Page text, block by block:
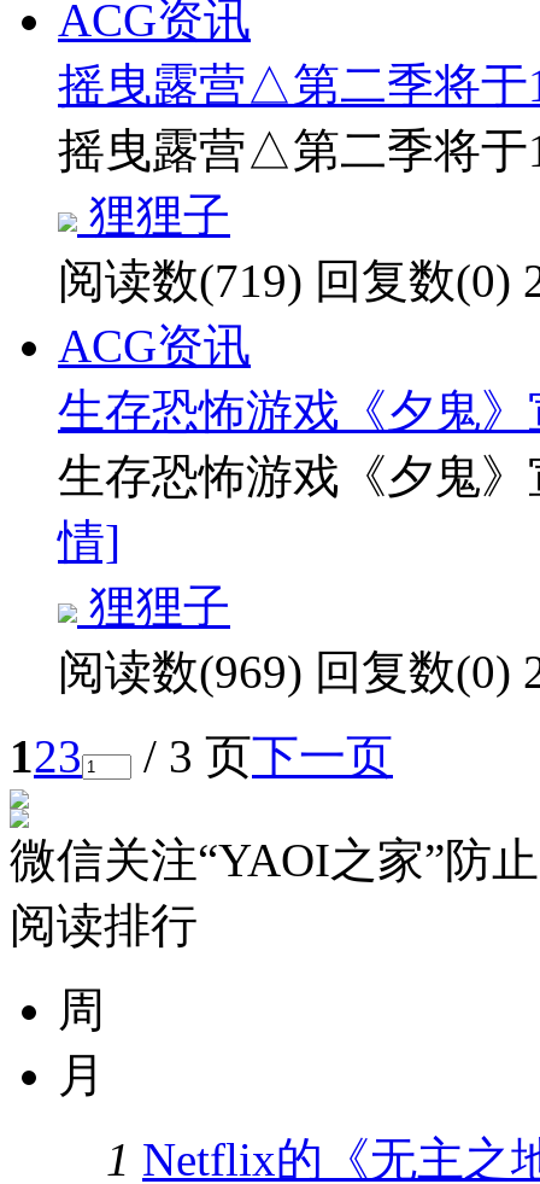
ACG资讯
摇曳露营△第二季将于
摇曳露营△第二季将于
狸狸子
阅读数(719) 回复数(0)
ACG资讯
生存恐怖游戏《夕鬼
生存恐怖游戏《夕鬼
情]
狸狸子
阅读数(969) 回复数(0)
123 / 3 页下一页
微信关注“YAOI之家”防
阅读排行
周
月
1 Netflix的《无主之